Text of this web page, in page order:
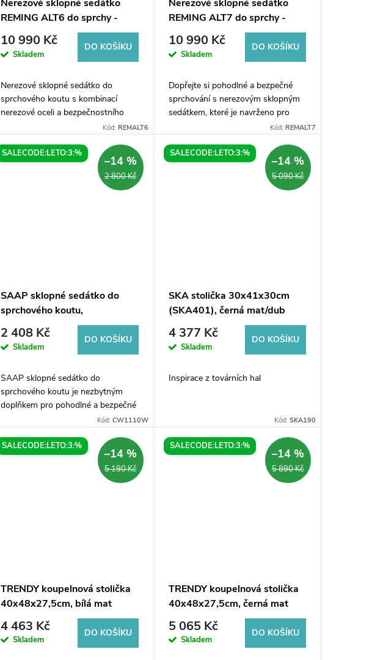
Nerezové sklopné sedátko
REMING ALT6 do sprchy -
nerez a bezpečnostní sklo
10 990 Kč
Skladem
DO KOŠÍKU
Nerezové sklopné sedátko do
sprchového koutu s kombinací
nerezové oceli a bezpečnostního
skla poskytuje moderní a bezpečné
200 kg zajišťuje...
Kód: REMALT6
Nerezové sklopné sedátko
REMING ALT7 do sprchy -
pevné, bezpečné a úsporné
10 990 Kč
Skladem
DO KOŠÍKU
Dopřejte si pohodlné a bezpečné
sprchování s nerezovým sklopným
sedátkem, které je navrženo pro
maximální stabilitu a komfort. Díky
spolehlivou oporu,...
Kód: REMALT7
SALECODE:LETO:3:%
2 800 Kč
–14 %
SAAP sklopné sedátko do
sprchového koutu,
35x32,8cm, bílá
2 408 Kč
Skladem
DO KOŠÍKU
SAAP sklopné sedátko do
sprchového koutu je nezbytným
doplňkem pro pohodlné a bezpečné
používání sprchového koutu. Jeho
menší koupelny, kde...
Kód: CW1110W
SALECODE:LETO:3:%
5 090 Kč
–14 %
SKA stolička 30x41x30cm
(SKA401), černá mat/dub
4 377 Kč
Skladem
DO KOŠÍKU
Inspirace z továrních hal
Kód: SKA190
SALECODE:LETO:3:%
5 190 Kč
–14 %
TRENDY koupelnová stolička
40x48x27,5cm, bílá mat
4 463 Kč
Skladem
DO KOŠÍKU
SALECODE:LETO:3:%
5 890 Kč
–14 %
TRENDY koupelnová stolička
40x48x27,5cm, černá mat
5 065 Kč
Skladem
DO KOŠÍKU